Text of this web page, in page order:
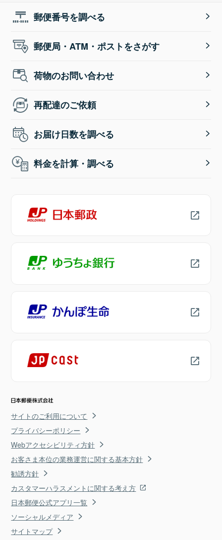
郵便番号を調べる
郵便局・ATM・ポストをさがす
荷物のお問い合わせ
再配達のご依頼
お届け日数を調べる
料金を計算・調べる
サイトのご利用について
プライバシーポリシー
Webアクセシビリティ方針
お客さま本位の業務運営に関する基本方針
勧誘方針
カスタマーハラスメントに関する考え方
日本郵便公式アプリ一覧
ソーシャルメディア
サイトマップ